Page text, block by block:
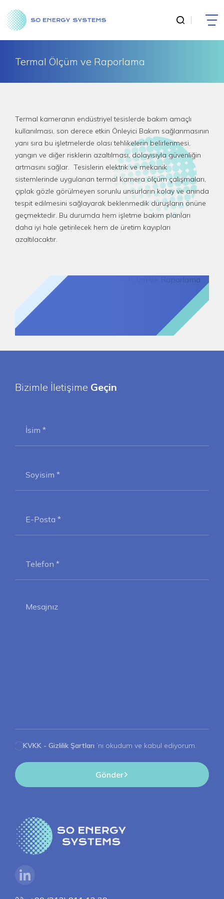
Termal Ölçüm ve Raporlama
Termal kameranın endüstriyel tesislerde bakım amaçlı
kullanılması, son derece etkin Önleyici Bakım sağlanmasının
yanı sıra bu işletmelerde olası tehlikelerin belirlenmesi,
yangın ve diğer risklerin azaltılması, dolayısıyla güvenliğin
artmasını sağlar. Tesislerin elektrik ve mekanik
sistemlerinde uygulanan termal kamera ölçüm çalışmaları,
çıplak gözle görülmeyen sorunlu unsurların kolay ve anında
tespit edilmesini sağlayarak beklenmedik duruşların önüne
geçmektedir. Bu durumda hem işletme bakım planları
daha iyi hale getirilecek hem de üretim kayıpları
azaltılacaktır.
Bizimle İletişime Geçin
KVKK - Gizlilik Şartları ’nı okudum ve kabul ediyorum.
Gönder